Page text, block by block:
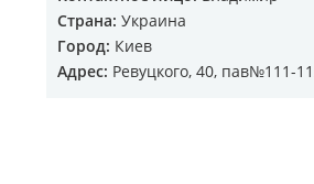
Страна: Украина
Город: Киев
Адрес: Ревуцкого, 40, пав№111-